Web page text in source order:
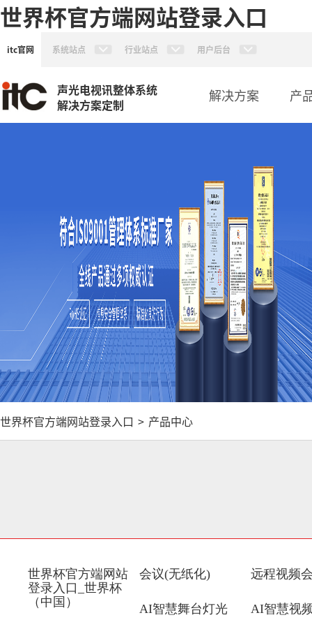
世界杯官方端网站登录入口
itc官网 系统站点 行业站点 用户后台
声光电视讯整体系统
解决方案定制
解决方案 产
世界杯官方端网站登录入口 > 产品中心
世界杯官方端网站
登录入口_世界杯
（中国）
会议(无纸化) 远程视频
AI智慧舞台灯光 AI智慧视